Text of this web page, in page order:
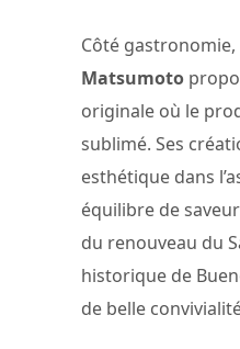
Côté gastronomie,
Matsumoto
originale où le
sublimé. Ses
esthétique dans
équilibre de
du renouveau du
historique de
de belle